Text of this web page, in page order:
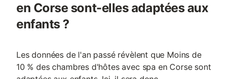
en Corse sont-elles adaptées aux
enfants ?
Les données de l'an passé révèlent que Moins de
10 % des chambres d'hôtes avec spa en Corse sont